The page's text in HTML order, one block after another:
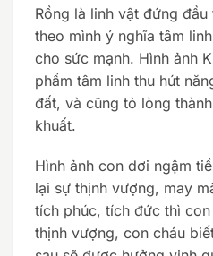
Rồng là linh vật đứng
theo mình ý nghĩa tâm
cho sức mạnh. Hình ảnh
phẩm tâm linh thu hút
đất, và cũng tỏ lòng
khuất.
Hình ảnh con dơi ngậm
lại sự thịnh vượng, may
tích phúc, tích đức thì
thịnh vượng, con cháu